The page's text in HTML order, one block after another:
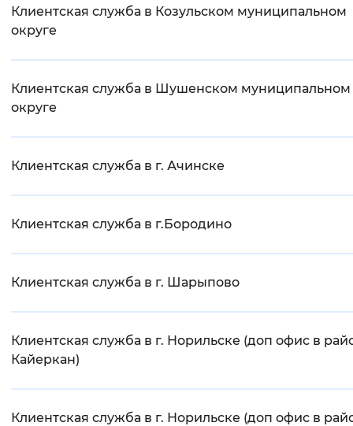
Клиентская служба в Козульском муниципальном
округе
Клиентская служба в Шушенском муниципальном
округе
Клиентская служба в г. Ачинске
Клиентская служба в г.Бородино
Клиентская служба в г. Шарыпово
Клиентская служба в г. Норильске (доп офис в
Кайеркан)
Клиентская служба в г. Норильске (доп офис в